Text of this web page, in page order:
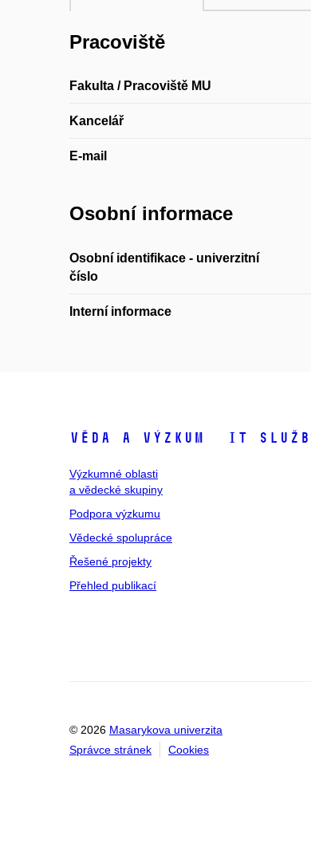
Pracoviště
Fakulta / Pracoviště MU
Kancelář
E-mail
Osobní informace
Osobní identifikace - univerzitní
číslo
Interní informace
Věda a výzkum
Výzkumné oblasti
a vědecké skupiny
Podpora výzkumu
Vědecké spolupráce
Řešené projekty
Přehled publikací
IT
© 2026 Masarykova univerzita
Správce stránek
Cookies